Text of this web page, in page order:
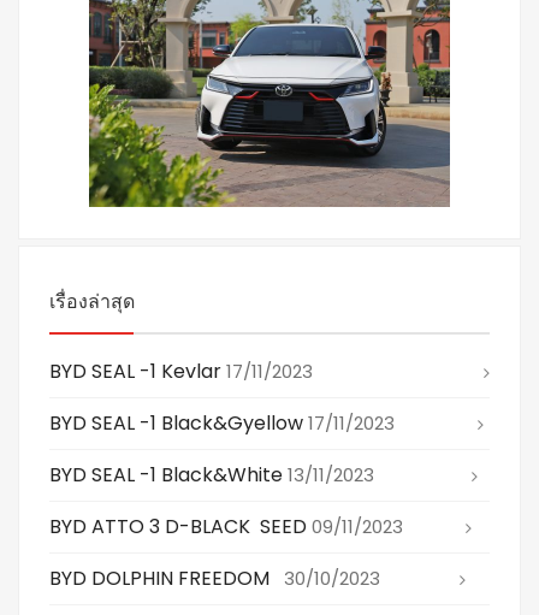
เรื่องล่าสุด
BYD SEAL -1 Kevlar17/11/2023
BYD SEAL -1 Black&gyellow17/11/2023
BYD SEAL -1 Black&white13/11/2023
BYD ATTO 3 D-BLACK SEED09/11/2023
BYD DOLPHIN FREEDOM 30/10/2023